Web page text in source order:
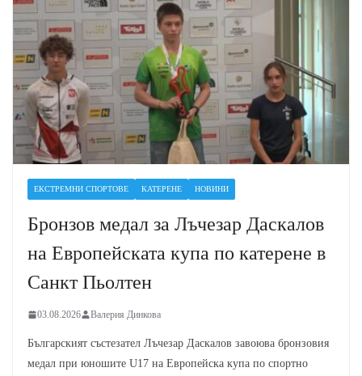
ЕКСТРЕМНИ СПОРТОВЕ КАТЕРЕНЕ НОВИНИ
Бронзов медал за Лъчезар Даскалов
на Европейската купа по катерене в
Санкт Пьолтен
03.08.2026 Валерия Динкова
Българският състезател Лъчезар Даскалов завоюва бронзовия
медал при юношите U17 на Европейска купа по спортно